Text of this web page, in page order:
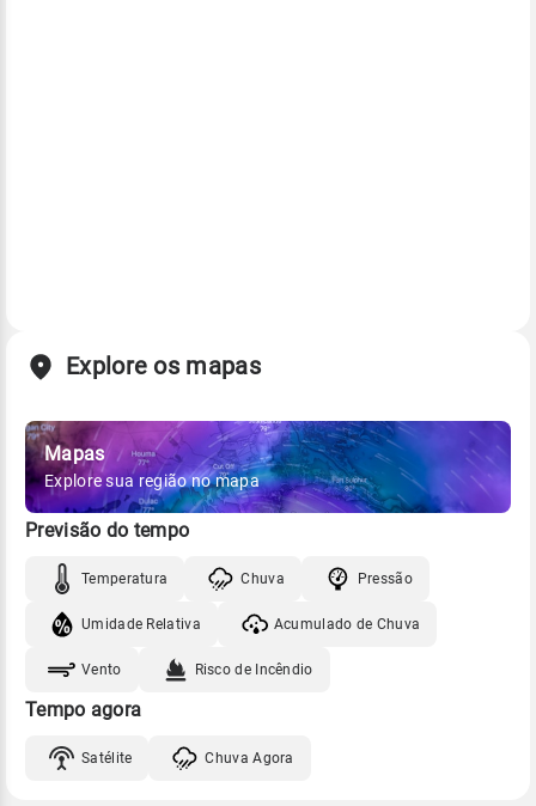
Explore os mapas
Mapas
Explore sua região no mapa
Previsão do tempo
Temperatura Chuva Pressão
Umidade Relativa Acumulado de Chuva
Vento Risco de Incêndio
Tempo agora
Satélite Chuva Agora